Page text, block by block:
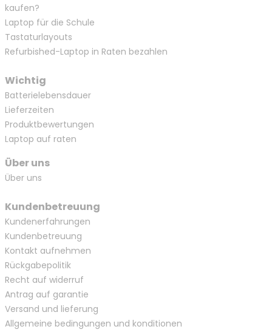
kaufen?
Laptop für die Schule
Tastaturlayouts
Refurbished-Laptop in Raten bezahlen
Wichtig
Batterielebensdauer
Lieferzeiten
Produktbewertungen
Laptop auf raten
Über uns
Über uns
Kundenbetreuung
Kundenerfahrungen
Kundenbetreuung
Kontakt aufnehmen
Rückgabepolitik
Recht auf widerruf
Antrag auf garantie
Versand und lieferung
Allgemeine bedingungen und konditionen